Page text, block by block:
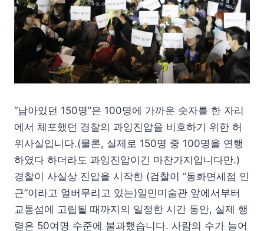
“남아있던 150명”은 100명에 가까운 숫자를 한 자리
에서 체포했던 경찰의 과잉진압을 비호하기 위한 허
위사실입니다.(물론, 실제로 150명 중 100명을 연행
하였다 하더라도 과잉진압이긴 마찬가지입니다만.)
경찰이 사실상 진압을 시작한 (검찰이 “동화면세점 인
근”이라고 얼버무리고 있는)일민미술관 앞에서부터
교통섬에 고립될 때까지의 일정한 시간 동안, 실제 행
렬은 50여명 수준에 불과했습니다. 사람의 수가 늘어